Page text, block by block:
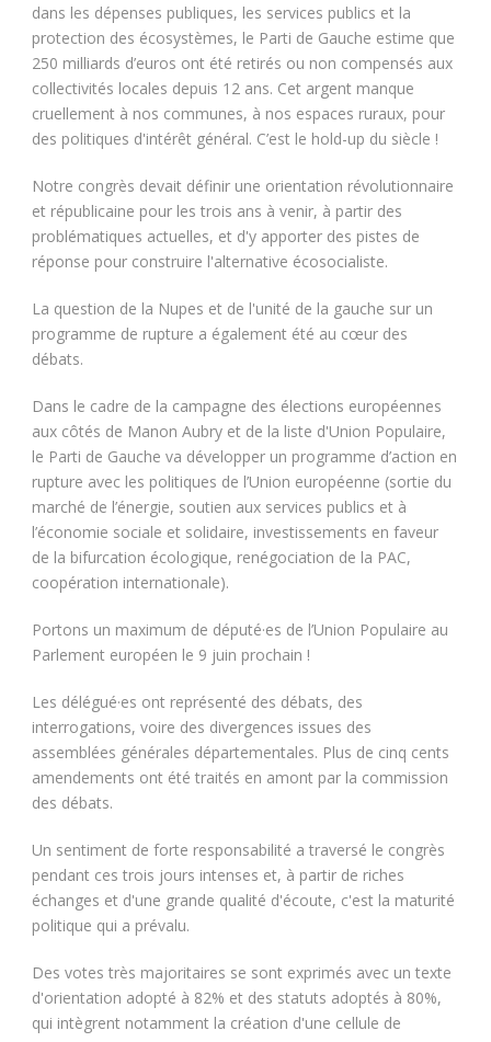
dans les dépenses publiques, les services publics et la
protection des écosystèmes, le Parti de Gauche estime que
250 milliards d’euros ont été retirés ou non compensés aux
collectivités locales depuis 12 ans. Cet argent manque
cruellement à nos communes, à nos espaces ruraux, pour
des politiques d'intérêt général. C’est le hold-up du siècle !
Notre congrès devait définir une orientation révolutionnaire
et républicaine pour les trois ans à venir, à partir des
problématiques actuelles, et d'y apporter des pistes de
réponse pour construire l'alternative écosocialiste.
La question de la Nupes et de l'unité de la gauche sur un
programme de rupture a également été au cœur des
débats.
Dans le cadre de la campagne des élections européennes
aux côtés de Manon Aubry et de la liste d'Union Populaire,
le Parti de Gauche va développer un programme d’action en
rupture avec les politiques de l’Union européenne (sortie du
marché de l’énergie, soutien aux services publics et à
l’économie sociale et solidaire, investissements en faveur
de la bifurcation écologique, renégociation de la PAC,
coopération internationale).
Portons un maximum de député·es de l’Union Populaire au
Parlement européen le 9 juin prochain !
Les délégué·es ont représenté des débats, des
interrogations, voire des divergences issues des
assemblées générales départementales. Plus de cinq cents
amendements ont été traités en amont par la commission
des débats.
Un sentiment de forte responsabilité a traversé le congrès
pendant ces trois jours intenses et, à partir de riches
échanges et d'une grande qualité d'écoute, c'est la maturité
politique qui a prévalu.
Des votes très majoritaires se sont exprimés avec un texte
d'orientation adopté à 82% et des statuts adoptés à 80%,
qui intègrent notamment la création d'une cellule de